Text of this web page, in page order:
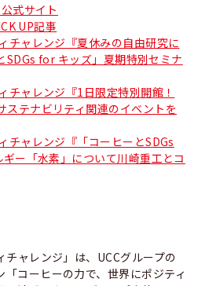
式サイト
UP記事
チャレンジ『夏休みの自由研究に
SDGs for キッズ」夏期特別セミナ
チャレンジ『1日限定特別開館！
ステナビリティ関連のイベントを
チャレンジ『「コーヒーとSDGs
ー「水素」について川崎重工とコ
ャレンジ」は、UCCグループの
コーヒーの力で、世界にポジティ